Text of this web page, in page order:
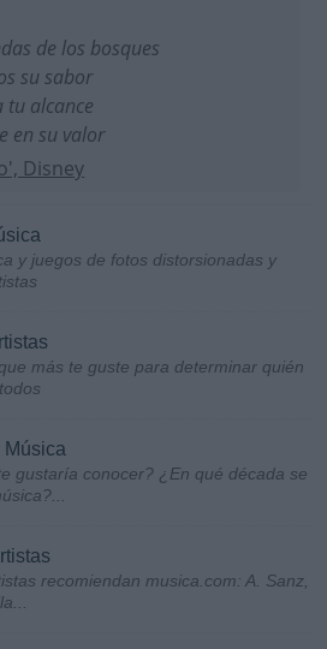
de los bosques
su sabor
tu alcance
en su valor
Disney
y juegos de fotos distorsionadas y
más te guste para determinar quién
Música
gustaría conocer? ¿En qué década se
recomiendan musica.com: A. Sanz,